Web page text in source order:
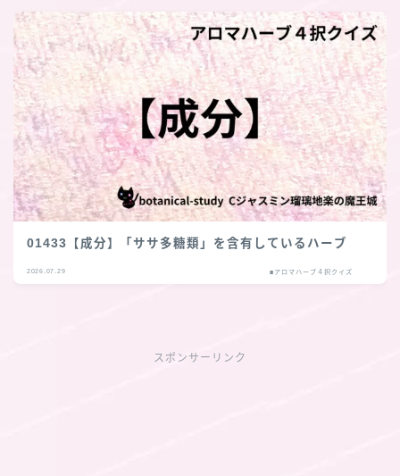
01433【成分】「ササ多糖類」を含有しているハーブ
2026.07.29 ■アロマハーブ４択クイズ
スポンサーリンク